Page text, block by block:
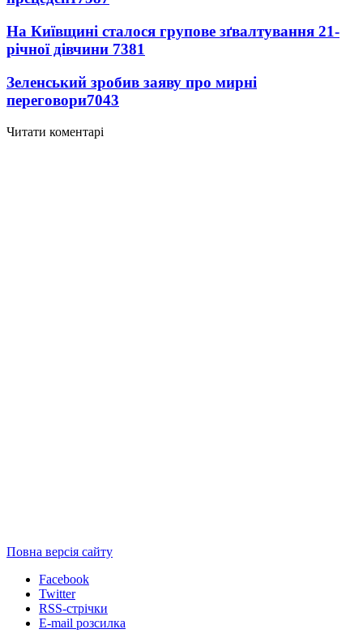
На Київщині сталося групове зґвалтування 21-
річної дівчини 7381
Зеленський зробив заяву про мирні
переговори7043
Читати коментарі
Повна версія сайту
Facebook
Twitter
RSS-стрічки
E-mail розсилка